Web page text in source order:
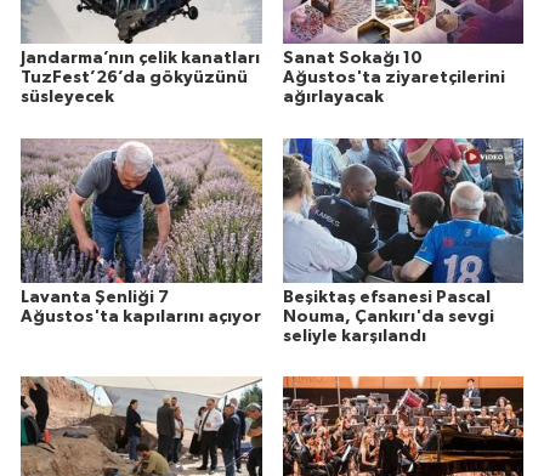
Jandarma’nın çelik kanatları
TuzFest’26’da gökyüzünü
süsleyecek
Sanat Sokağı 10
Ağustos'ta ziyaretçilerini
ağırlayacak
Lavanta Şenliği 7
Ağustos'ta kapılarını açıyor
Beşiktaş efsanesi Pascal
Nouma, Çankırı'da sevgi
seliyle karşılandı